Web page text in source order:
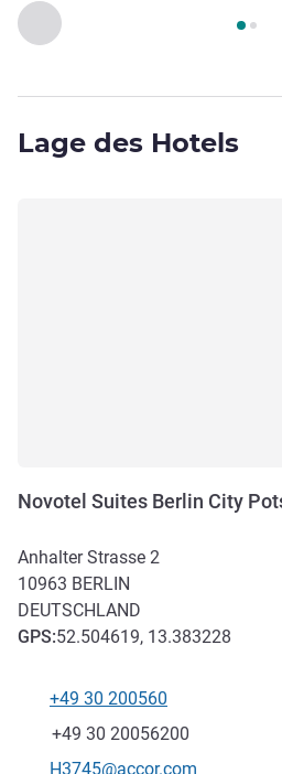
Zurück - Suite
Seite1 , Suite 1 : Standard
Lage des Hotels
Novotel Suites Berlin City
Anhalter Strasse 2
10963 BERLIN
DEUTSCHLAND
GPS:52.504619, 13.383228
+49 30 200560
Fax
+49 30 20056200
Kontakt-E-Mail
H3745@accor.com